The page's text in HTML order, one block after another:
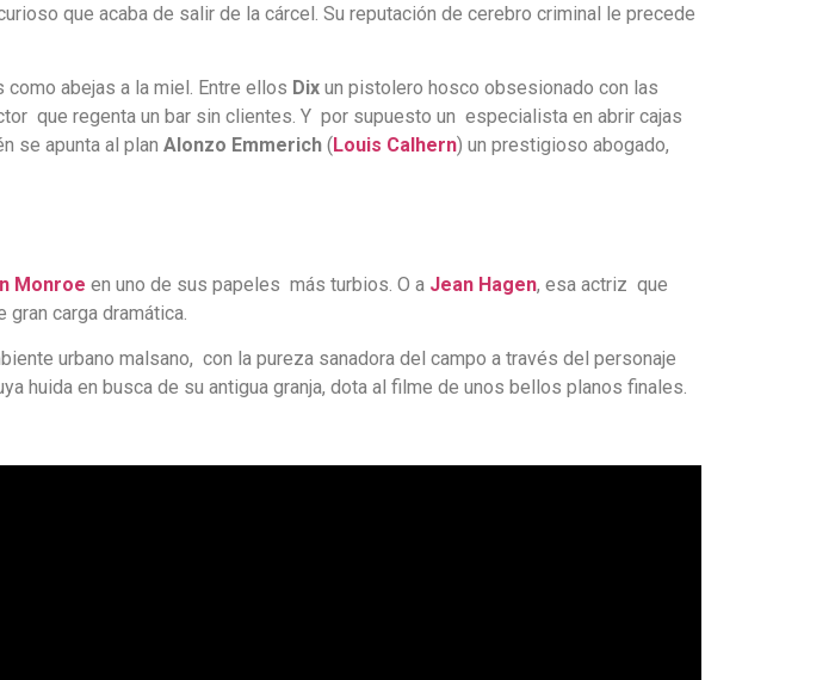
que acaba de salir de la cárcel. Su reputación de cerebro criminal le precede
abejas a la miel. Entre ellos Dix un pistolero hosco obsesionado con las
que regenta un bar sin clientes. Y por supuesto un especialista en abrir cajas
se apunta al plan Alonzo Emmerich ( Louis Calhern) un prestigioso abogado,
Monroe en uno de sus papeles más turbios. O a Jean Hagen, esa actriz que
gran carga dramática.
urbano malsano, con la pureza sanadora del campo a través del personaje
huida en busca de su antigua granja, dota al filme de unos bellos planos finales.